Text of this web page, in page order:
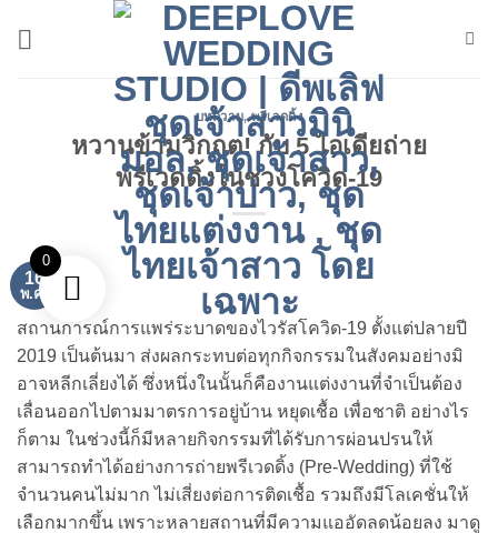
บทความ,พรีเวดดิ้ง
หวานข้ามวิกฤต! กับ 5 ไอเดียถ่าย
พรีเวดดิ้งในช่วงโควิด-19
16
พ.ค.
สถานการณ์การแพร่ระบาดของไวรัสโควิด-19 ตั้งแต่ปลายปี
2019 เป็นต้นมา ส่งผลกระทบต่อทุกกิจกรรมในสังคมอย่างมิ
อาจหลีกเลี่ยงได้ ซึ่งหนึ่งในนั้นก็คืองานแต่งงานที่จำเป็นต้อง
เลื่อนออกไปตามมาตรการอยู่บ้าน หยุดเชื้อ เพื่อชาติ อย่างไร
ก็ตาม ในช่วงนี้ก็มีหลายกิจกรรมที่ได้รับการผ่อนปรนให้
สามารถทำได้อย่างการถ่ายพรีเวดดิ้ง (Pre-Wedding) ที่ใช้
จำนวนคนไม่มาก ไม่เสี่ยงต่อการติดเชื้อ รวมถึงมีโลเคชั่นให้
เลือกมากขึ้น เพราะหลายสถานที่มีความแออัดลดน้อยลง มาดู
0